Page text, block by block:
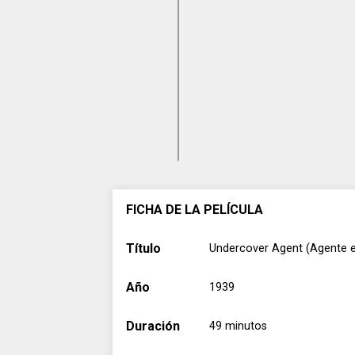
FICHA DE LA PELÍCULA
Título Undercover Agent (Agente
Año 1939
Duración 49 minutos